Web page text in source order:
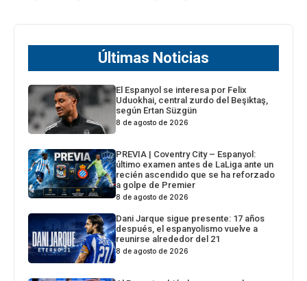
Últimas Noticias
El Espanyol se interesa por Felix
Uduokhai, central zurdo del Beşiktaş,
según Ertan Süzgün
8 de agosto de 2026
PREVIA | Coventry City – Espanyol:
último examen antes de LaLiga ante un
recién ascendido que se ha reforzado
a golpe de Premier
8 de agosto de 2026
Dani Jarque sigue presente: 17 años
después, el espanyolismo vuelve a
reunirse alrededor del 21
8 de agosto de 2026